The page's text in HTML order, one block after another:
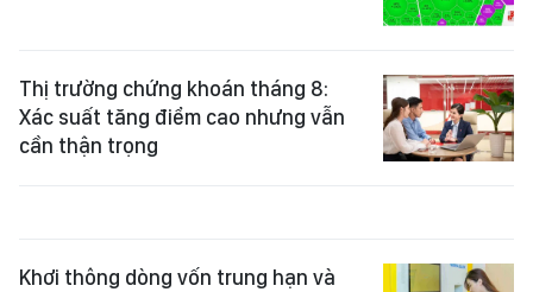
Thị trường chứng khoán tháng 8:
Xác suất tăng điểm cao nhưng vẫn
cần thận trọng
Khơi thông dòng vốn trung hạn và